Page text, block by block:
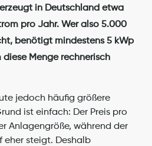
in Deutschland etwa
pro Jahr. Wer also 5.000
benötigt mindestens 5 kWp
Menge rechnerisch
jedoch häufig größere
ist einfach: Der Preis pro
Anlagengröße, während der
eher steigt. Deshalb